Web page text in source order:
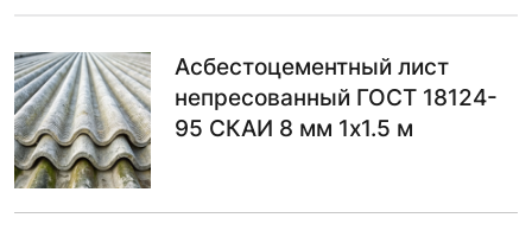
Асбестоцементный лист
непресованный ГОСТ 18124-
95 СКАИ 8 мм 1х1.5 м